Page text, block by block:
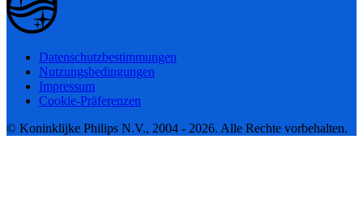
Datenschutzbestimmungen
Nutzungsbedingungen
Impressum
Cookie-Präferenzen
© Koninklijke Philips N.V., 2004 - 2026. Alle Rechte vorbehalten.